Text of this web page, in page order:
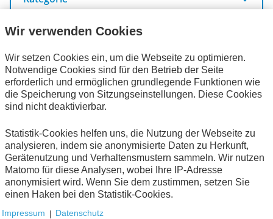
Unser Internetauftritt
Aktuelles
1
Wir verwenden Cookies
Wir setzen Cookies ein, um die Webseite zu optimieren.
Notwendige Cookies sind für den Betrieb der Seite
erforderlich und ermöglichen grundlegende Funktionen wie
die Speicherung von Sitzungseinstellungen. Diese Cookies
sind nicht deaktivierbar.
Statistik-Cookies helfen uns, die Nutzung der Webseite zu
analysieren, indem sie anonymisierte Daten zu Herkunft,
Gerätenutzung und Verhaltensmustern sammeln. Wir nutzen
Matomo für diese Analysen, wobei Ihre IP-Adresse
anonymisiert wird. Wenn Sie dem zustimmen, setzen Sie
einen Haken bei den Statistik-Cookies.
Impressum | Datenschutz